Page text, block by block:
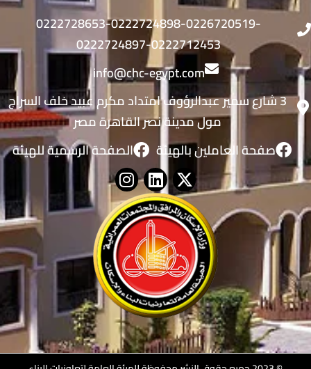
0222728653-0222724898-0226720519-
0222724897-0222712453
info@chc-egypt.com
3 شارع سمير عبدالرؤوف امتداد مكرم عبيد خلف السراج
مول مدينة نصر القاهرة مصر
صفحة العاملين بالهيئة
الصفحة الرسمية للهيئة